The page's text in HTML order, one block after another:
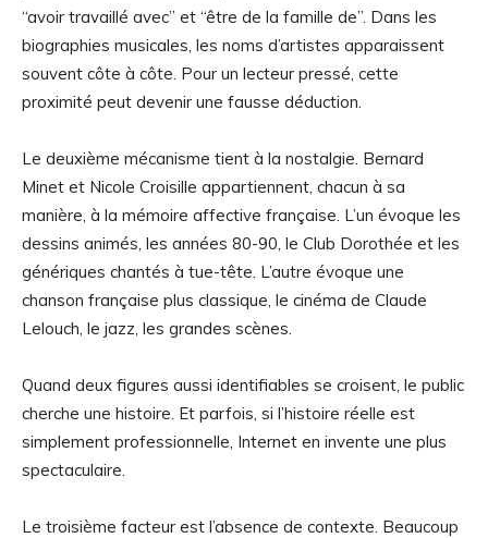
“avoir travaillé avec” et “être de la famille de”. Dans les
biographies musicales, les noms d’artistes apparaissent
souvent côte à côte. Pour un lecteur pressé, cette
proximité peut devenir une fausse déduction.
Le deuxième mécanisme tient à la nostalgie. Bernard
Minet et Nicole Croisille appartiennent, chacun à sa
manière, à la mémoire affective française. L’un évoque les
dessins animés, les années 80-90, le Club Dorothée et les
génériques chantés à tue-tête. L’autre évoque une
chanson française plus classique, le cinéma de Claude
Lelouch, le jazz, les grandes scènes.
Quand deux figures aussi identifiables se croisent, le public
cherche une histoire. Et parfois, si l’histoire réelle est
simplement professionnelle, Internet en invente une plus
spectaculaire.
Le troisième facteur est l’absence de contexte. Beaucoup